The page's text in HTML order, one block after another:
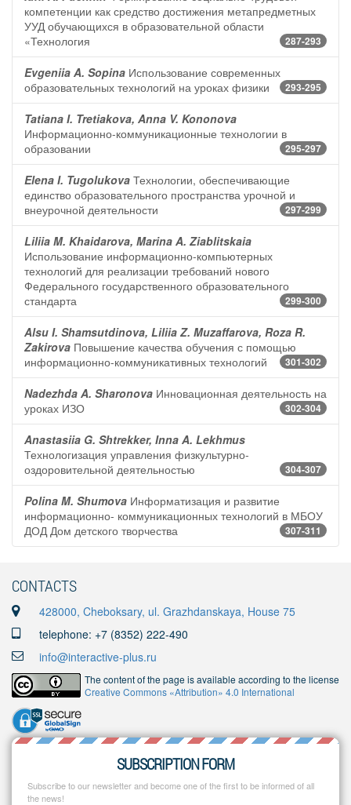
компетенции как средство достижения метапредметных
УУД обучающихся в образовательной области
«Технология
287-293
Evgeniia A. Sopina Использование современных
образовательных технологий на уроках физики
293-295
Tatiana I. Tretiakova, Anna V. Kononova
Информационно-коммуникационные технологии в
образовании
295-297
Elena I. Tugolukova Технологии, обеспечивающие
единство образовательного пространства урочной и
внеурочной деятельности
297-299
Liliia M. Khaidarova, Marina A. Ziablitskaia
Использование информационно-компьютерных
технологий для реализации требований нового
Федерального государственного образовательного
стандарта
299-300
Alsu I. Shamsutdinova, Liliia Z. Muzaffarova, Roza R.
Zakirova Повышение качества обучения с помощью
информационно-коммуникативных технологий
301-302
Nadezhda A. Sharonova Инновационная деятельность на
уроках ИЗО
302-304
Anastasiia G. Shtrekker, Inna A. Lekhmus
Технологизация управления физкультурно-
оздоровительной деятельностью
304-307
Polina M. Shumova Информатизация и развитие
информационно- коммуникационных технологий в МБОУ
ДОД Дом детского творчества
307-311
CONTACTS
428000, Cheboksary, ul. Grazhdanskaya, House 75
telephone: +7 (8352) 222-490
info@interactive-plus.ru
The content of the page is available according to the license
Creative Commons «Attribution» 4.0 International
SUBSCRIPTION FORM
Subscribe to our newsletter and become one of the first to be informed of all
the news!